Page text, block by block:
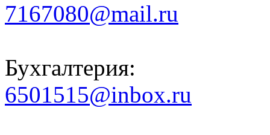
7167080@mail.ru
Бухгалтерия:
6501515@inbox.ru